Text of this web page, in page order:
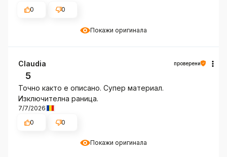
Покажи оригинала
0
0
Покажи оригинала
Claudia проверени
5
Точно както е описано. Супер материал.
Изключителна раница.
7/7/2026
0
0